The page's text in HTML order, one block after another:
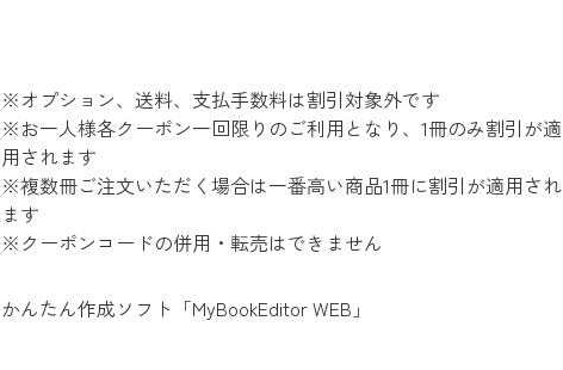
※オプション、送料、支払手数料は割引対象外です
※お一人様各クーポン一回限りのご利用となり、1冊のみ割引が適
用されます
※複数冊ご注文いただく場合は一番高い商品1冊に割引が適用され
ます
※クーポンコードの併用・転売はできません
かんたん作成ソフト「MyBookEditor WEB」